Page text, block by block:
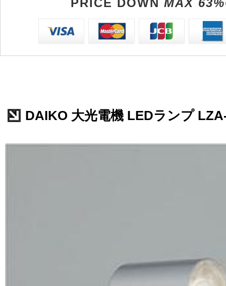
PRICE DOWN MAX
DAIKO 大光電機 LEDランプ